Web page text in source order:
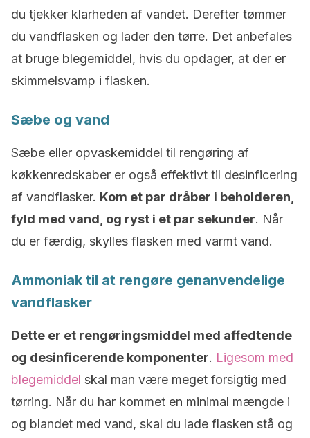
du tjekker klarheden af vandet. Derefter tømmer
du vandflasken og lader den tørre. Det anbefales
at bruge blegemiddel, hvis du opdager, at der er
skimmelsvamp i flasken.
Sæbe og vand
Sæbe eller opvaskemiddel til rengøring af
køkkenredskaber er også effektivt til desinficering
af vandflasker. Kom et par dråber i beholderen,
fyld med vand , og ryst i et par sekunder. Når
du er færdig, skylles flasken med varmt vand.
Ammoniak til at rengøre genanvendelige
vandflasker
Dette er et rengøringsmiddel med affedtende
og desinficerende komponenter. Ligesom med
blegemiddel skal man være meget forsigtig med
tørring. Når du har kommet en minimal mængde i
og blandet med vand, skal du lade flasken stå og